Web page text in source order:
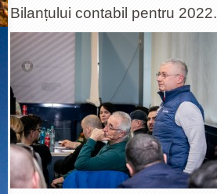
Bilanțului contabil pentru 2022.